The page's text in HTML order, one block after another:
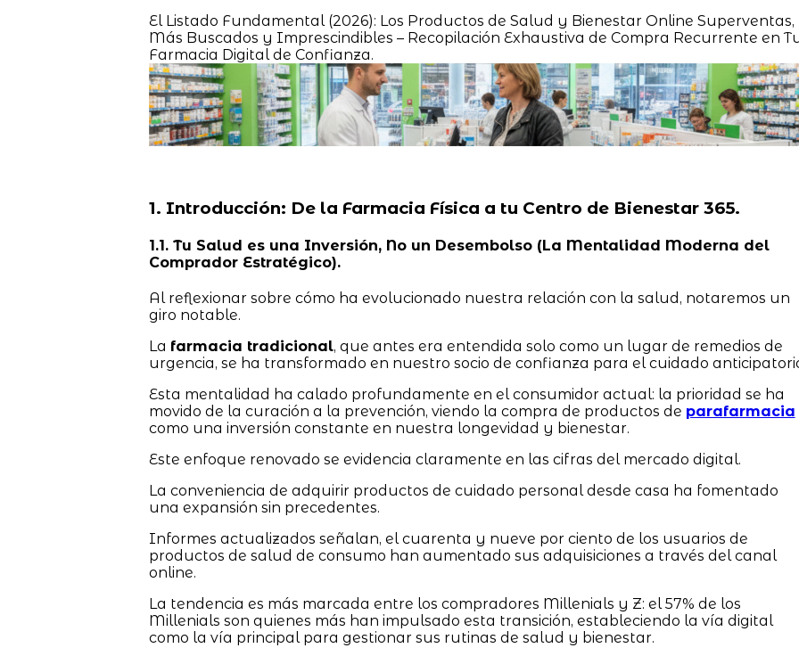
El Listado Fundamental (2026): Los Productos de Salud y Bienestar Online Superventas,
Más Buscados y Imprescindibles – Recopilación Exhaustiva de Compra Recurrente en
Farmacia Digital de Confianza.
1. Introducción: De la Farmacia Física a tu Centro de Bienestar 365.
1.1. Tu Salud es una Inversión, No un Desembolso (La Mentalidad Moderna del
Comprador Estratégico).
Al reflexionar sobre cómo ha evolucionado nuestra relación con la salud, notaremos un
giro notable.
La farmacia tradicional, que antes era entendida solo como un lugar de remedios de
urgencia, se ha transformado en nuestro socio de confianza para el cuidado
Esta mentalidad ha calado profundamente en el consumidor actual: la prioridad se ha
movido de la curación a la prevención, viendo la compra de productos de parafarmacia
como una inversión constante en nuestra longevidad y bienestar.
Este enfoque renovado se evidencia claramente en las cifras del mercado digital.
La conveniencia de adquirir productos de cuidado personal desde casa ha fomentado
una expansión sin precedentes.
Informes actualizados señalan, el cuarenta y nueve por ciento de los usuarios de
productos de salud de consumo han aumentado sus adquisiciones a través del canal
online.
La tendencia es más marcada entre los compradores Millenials y Z: el 57% de los
Millenials son quienes más han impulsado esta transición, estableciendo la vía digital
como la vía principal para gestionar sus rutinas de salud y bienestar.